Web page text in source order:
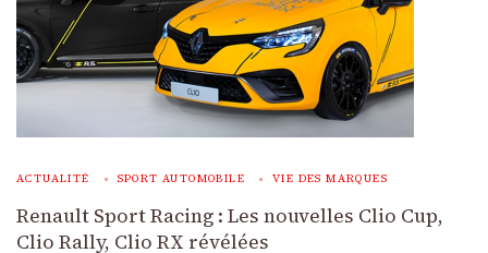
ACTUALITÉ SPORT AUTOMOBILE VIE DES MARQUES
Renault Sport Racing : Les nouvelles Clio Cup,
Clio Rally, Clio RX révélées